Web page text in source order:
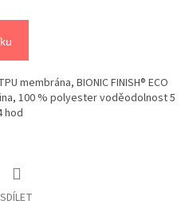
membrána, BIONIC FINISH® ECO
100 % polyester voděodolnost 5
hod
SDÍLET